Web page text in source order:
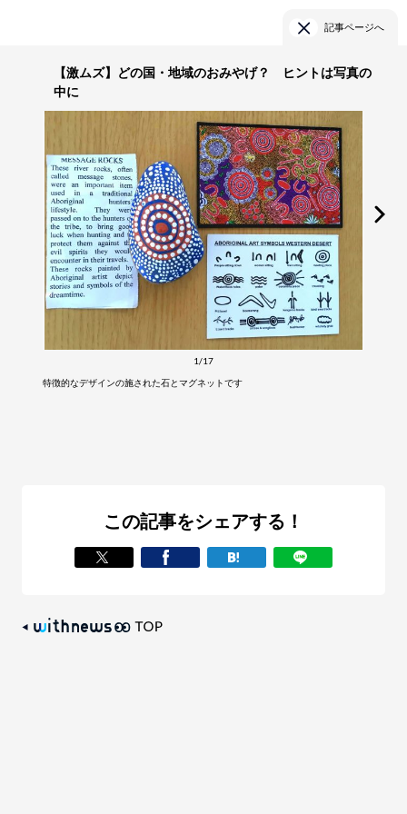
記事ページへ
【激ムズ】どの国・地域のおみやげ？ ヒントは写真の
中に
1/17
特徴的なデザインの施された石とマグネットです
この記事をシェアする！